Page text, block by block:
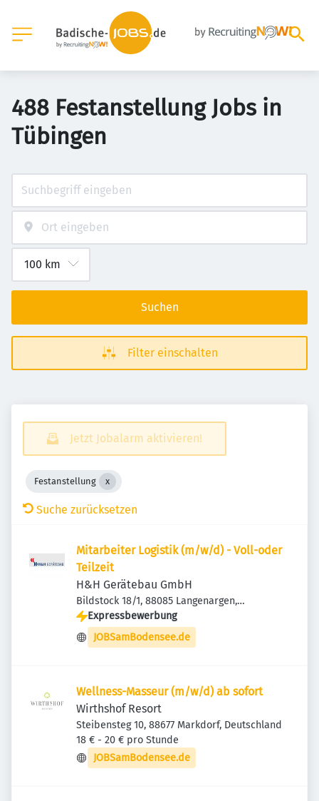
488 Festanstellung Jobs in
Tübingen
Suchen
Filter einschalten
Jetzt Jobalarm aktivieren!
Festanstellung
Suche zurücksetzen
Mitarbeiter Logistik (m/w/d) - Voll-oder
Teilzeit
H&H Gerätebau GmbH
Bildstock 18/1, 88085 Langenargen,
Deutschland
Expressbewerbung
JOBSamBodensee.de
Wellness-Masseur (m/w/d) ab sofort
Wirthshof Resort
Steibensteg 10, 88677 Markdorf, Deutschland
18 € - 20 € pro Stunde
JOBSamBodensee.de